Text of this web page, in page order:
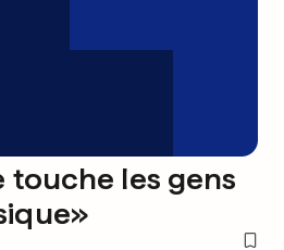
touche les gens